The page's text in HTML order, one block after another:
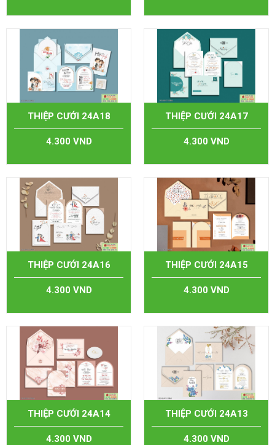
THIỆP CƯỚI 24A18
4.300 VND
THIỆP CƯỚI 24A17
4.300 VND
THIỆP CƯỚI 24A16
4.300 VND
THIỆP CƯỚI 24A15
4.300 VND
THIỆP CƯỚI 24A14
4.300 VND
THIỆP CƯỚI 24A13
4.300 VND